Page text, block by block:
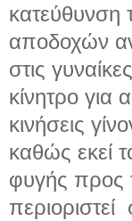
κατεύθυνση
αποδοχών
στις
κίνητρο
κινήσεις
καθώς εκεί
φυγής προς